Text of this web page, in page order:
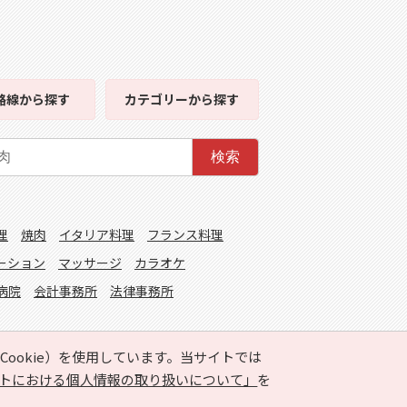
）を使用しています。当サイトでは
における個人情報の取り扱いについて」 を
線から探す カテゴリーから探す
検索
焼肉 イタリア料理
フランス料理
ション マッサージ
カラオケ
院 会計事務所 法律事務所